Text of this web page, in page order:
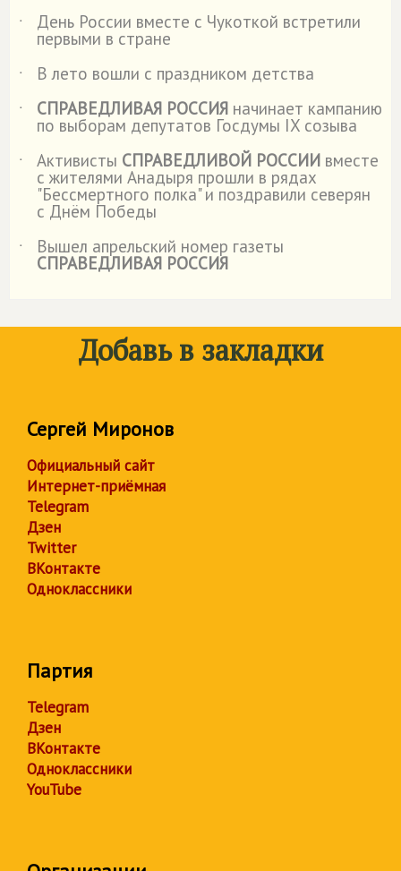
˙ День России вместе с Чукоткой встретили
первыми в стране
˙
В лето вошли с праздником детства
˙
СПРАВЕДЛИВАЯ РОССИЯ начинает кампанию
по выборам депутатов Госдумы IX созыва
˙
Активисты СПРАВЕДЛИВОЙ РОССИИ вместе
с жителями Анадыря прошли в рядах
"Бессмертного полка" и поздравили северян
с Днём Победы
˙
Вышел апрельский номер газеты
СПРАВЕДЛИВАЯ РОССИЯ
Добавь в закладки
Сергей Миронов
Официальный сайт
Интернет-приёмная
Telegram
Дзен
Twitter
ВКонтакте
Одноклассники
Партия
Telegram
Дзен
ВКонтакте
Одноклассники
YouTube